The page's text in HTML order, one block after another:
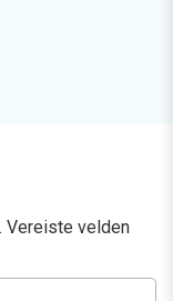
Vereiste velden